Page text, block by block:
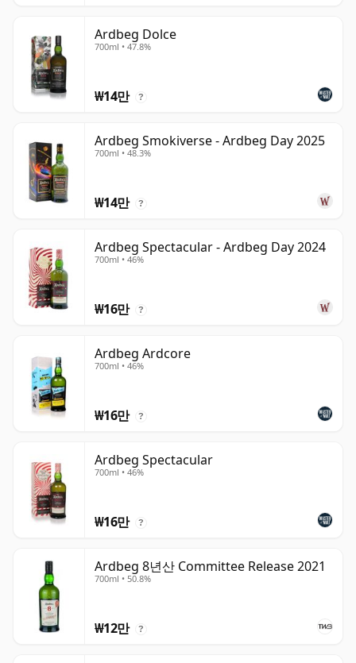
Ardbeg Dolce
700ml • 47.8%
₩14만 ?
Ardbeg Smokiverse - Ardbeg Day 2025
700ml • 48.3%
₩14만 ?
Ardbeg Spectacular - Ardbeg Day 2024
700ml • 46%
₩16만 ?
Ardbeg Ardcore
700ml • 46%
₩16만 ?
Ardbeg Spectacular
700ml • 46%
₩16만 ?
Ardbeg 8년산 Committee Release 2021
700ml • 50.8%
₩12만 ?